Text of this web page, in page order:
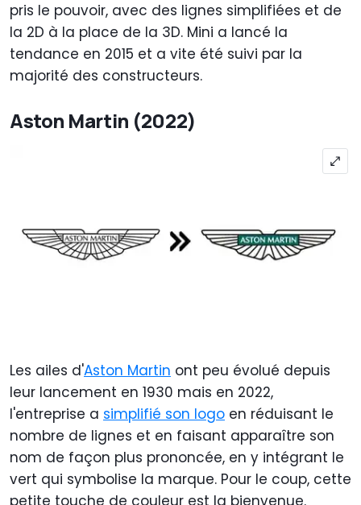
pris le pouvoir, avec des lignes simplifiées et de
la 2D à la place de la 3D. Mini a lancé la
tendance en 2015 et a vite été suivi par la
majorité des constructeurs.
Aston Martin (2022)
Les ailes d'Aston Martin ont peu évolué depuis
leur lancement en 1930 mais en 2022,
l'entreprise a simplifié son logo en réduisant le
nombre de lignes et en faisant apparaître son
nom de façon plus prononcée, en y intégrant le
vert qui symbolise la marque. Pour le coup, cette
petite touche de couleur est la bienvenue.